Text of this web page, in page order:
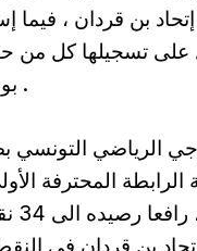
بن قردان ، فيما
تداول على تسجيلها كل
بوعالية وأرقم الطبوبي .
الرياضي التونسي
الرابطة المحترفة